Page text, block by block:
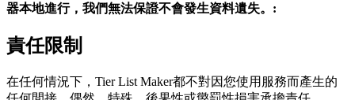
器本地進行，我們無法保證不會發生資料遺失。:
責任限制
在任何情況下，Tier List Maker都不對因您使用服務而產生的